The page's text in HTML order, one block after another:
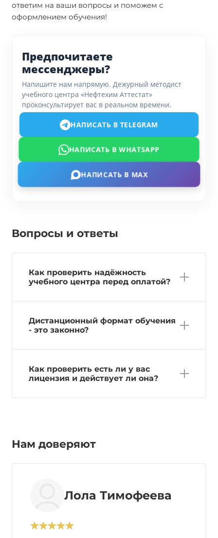
ответим на ваши вопросы и поможем с
оформлением обучения!
Предпочитаете
мессенджеры?
Напишите нам напрямую. Дежурный методист
учебного центра «Нефтехим Аттестат»
проконсультирует вас в реальном времени.
НАПИСАТЬ В TELEGRAM
НАПИСАТЬ В WHATSAPP
НАПИСАТЬ В MAX
Вопросы и ответы
Как проверить надёжность
учебного центра перед оплатой?
Дистанционный формат обучения
- это законно?
Как проверить есть ли у вас
лицензия и действует ли она?
Нам доверяют
Лола Тимофеева